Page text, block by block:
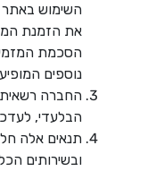
השימוש באתר
את הזמנת
הסכמת
נוספים
החברה
הבלעדי,
תנאים אלה
ובשירותים